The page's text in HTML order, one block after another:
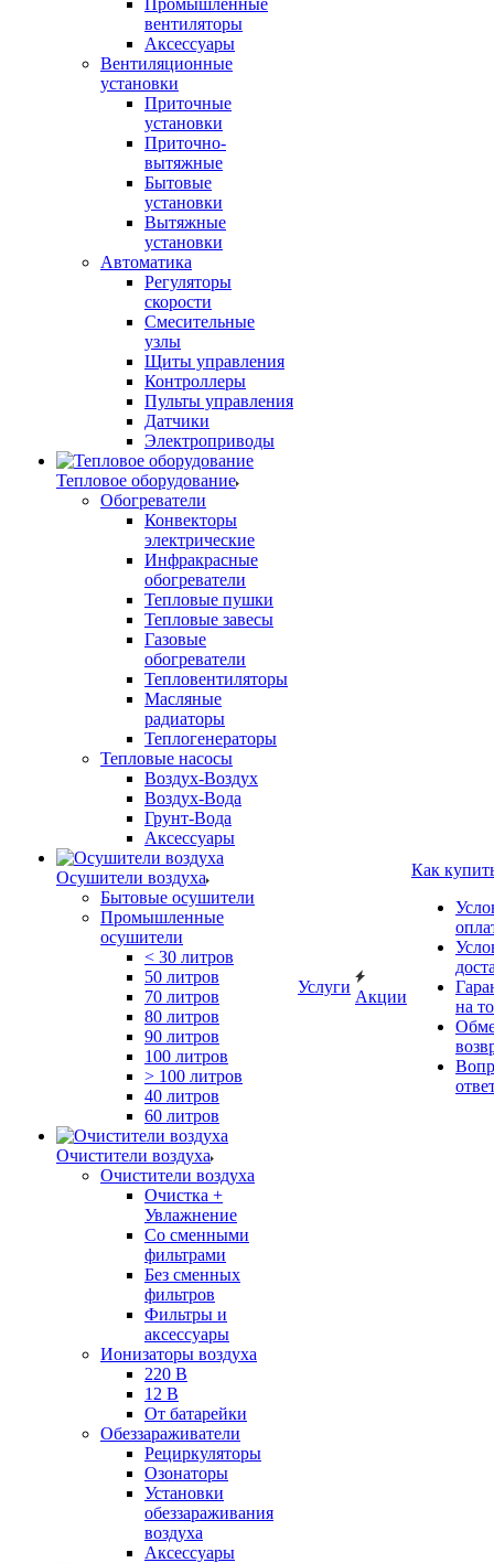
Промышленные
вентиляторы
Аксессуары
Вентиляционные
установки
Приточные
установки
Приточно-
вытяжные
Бытовые
установки
Вытяжные
установки
Автоматика
Регуляторы
скорости
Смесительные
узлы
Щиты управления
Контроллеры
Пульты управления
Датчики
Электроприводы
Тепловое оборудование
Обогреватели
Конвекторы
электрические
Инфракрасные
обогреватели
Тепловые пушки
Тепловые завесы
Газовые
обогреватели
Тепловентиляторы
Масляные
радиаторы
Теплогенераторы
Тепловые насосы
Воздух-Воздух
Воздух-Вода
Грунт-Вода
Аксессуары
Осушители воздуха
Бытовые осушители
Промышленные
осушители
< 30 литров
50 литров
70 литров
80 литров
90 литров
100 литров
> 100 литров
40 литров
60 литров
Очистители воздуха
Очистители воздуха
Очистка +
Увлажнение
Cо сменными
фильтрами
Без сменных
фильтров
Фильтры и
аксессуары
Ионизаторы воздуха
220 В
12 В
От батарейки
Обеззараживатели
Рециркуляторы
Озонаторы
Установки
обеззараживания
воздуха
Аксессуары
Услуги
Акции
Как
на